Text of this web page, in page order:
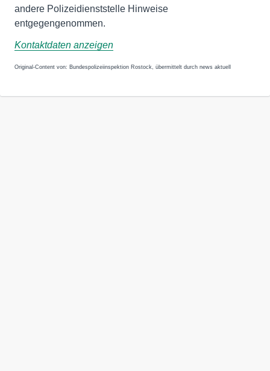
andere Polizeidienststelle Hinweise
entgegengenommen.
Kontaktdaten anzeigen
Original-Content von: Bundespolizeiinspektion Rostock, übermittelt durch news aktuell